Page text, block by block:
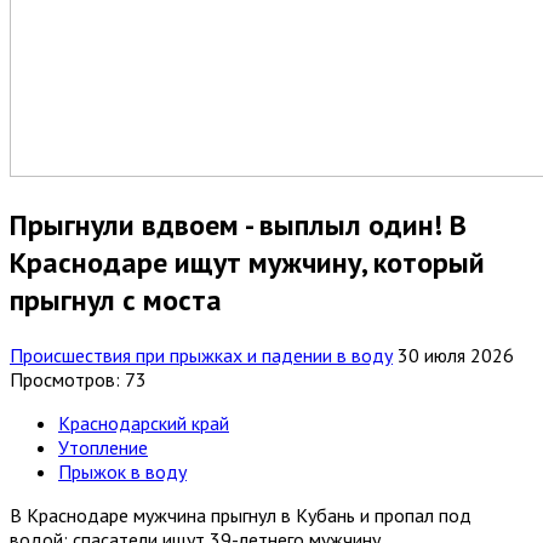
Прыгнули вдвоем - выплыл один! В
Краснодаре ищут мужчину, который
прыгнул с моста
Происшествия при прыжках и падении в воду 30 июля 2026
Просмотров: 73
Краснодарский край
Утопление
Прыжок в воду
В Краснодаре мужчина прыгнул в Кубань и пропал под